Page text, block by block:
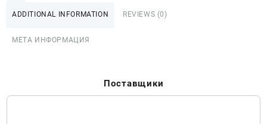
ADDITIONAL INFORMATION REVIEWS (0)
МЕТА ИНФОРМАЦИЯ
Поставщики